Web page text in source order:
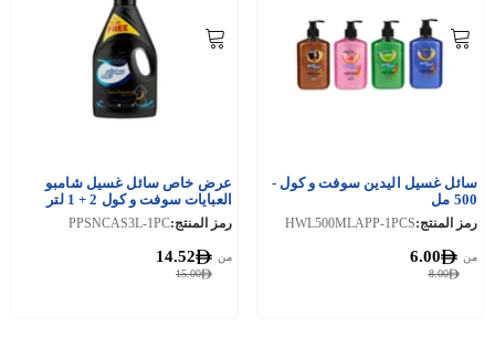
سائل غسيل اليدين سوفت و كول -
500 مل
رمز المنتج:HWL500MLAPP-1PCS
8.00
من 6.00
عرض خاص سائل غسيل شامبو
العبايات سوفت و كول 2 + 1 لتر
مجانًا
رمز المنتج:PPSNCAS3L-1PC
15.00
من 14.52